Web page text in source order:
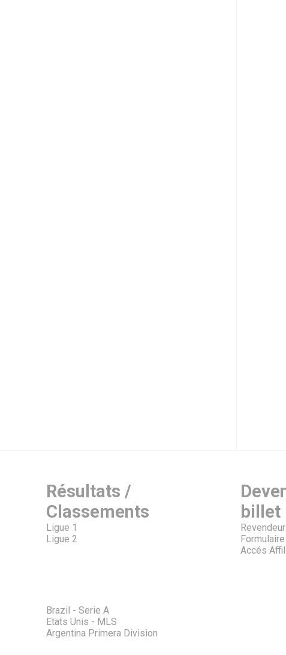
Résultats /
Classements
Ligue 1
Ligue 2
Brazil - Serie A
Etats Unis - MLS
Argentina Primera Division
billet
Accés